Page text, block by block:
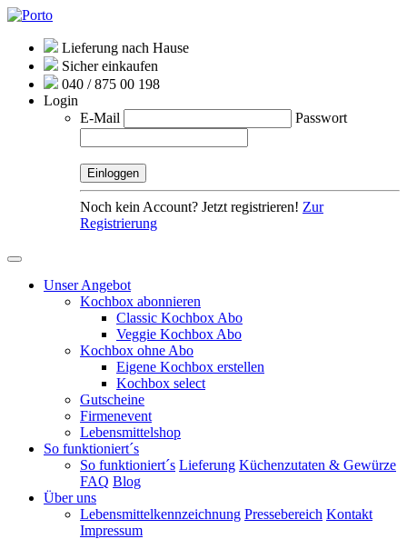
Lieferung nach Hause
Sicher einkaufen
040 / 875 00 198
Login
E-Mail
Passwort
Noch kein Account? Jetzt registrieren! Zur
Registrierung
Unser Angebot
Kochbox abonnieren
Classic Kochbox Abo
Veggie Kochbox Abo
Kochbox ohne Abo
Eigene Kochbox erstellen
Kochbox select
Gutscheine
Firmenevent
Lebensmittelshop
So funktioniert´s
So funktioniert´s Lieferung Küchenzutaten & Gewürze
FAQ Blog
Über uns
Lebensmittelkennzeichnung Pressebereich Kontakt
Impressum